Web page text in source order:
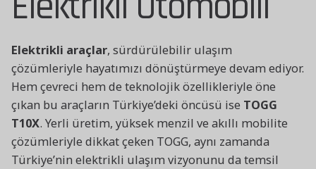
Elektrikli araçlar, sürdürülebilir ulaşım
çözümleriyle hayatımızı dönüştürmeye devam ediyor.
Hem çevreci hem de teknolojik özellikleriyle öne
çıkan bu araçların Türkiye’deki öncüsü ise TOGG
T10X. Yerli üretim, yüksek menzil ve akıllı mobilite
çözümleriyle dikkat çeken TOGG, aynı zamanda
Türkiye’nin elektrikli ulaşım vizyonunu da temsil